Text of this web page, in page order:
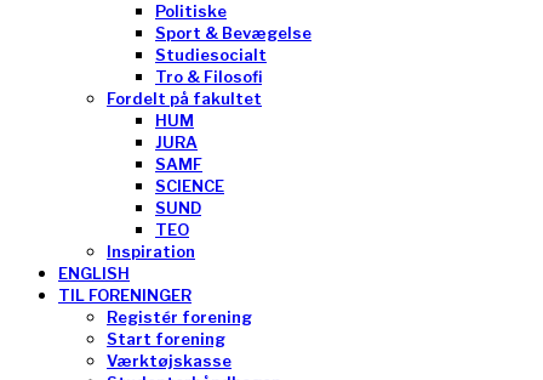
Politiske
Sport & Bevægelse
Studiesocialt
Tro & Filosofi
Fordelt på fakultet
HUM
JURA
SAMF
SCIENCE
SUND
TEO
Inspiration
ENGLISH
TIL FORENINGER
Registér forening
Start forening
Værktøjskasse